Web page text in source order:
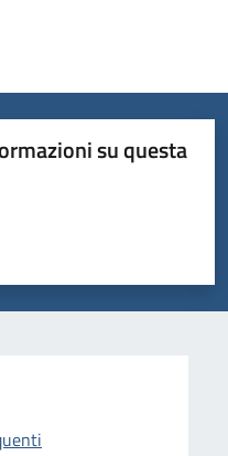
su questa
su 5
5